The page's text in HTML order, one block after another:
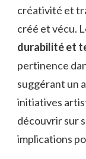
créativité et
créé et vécu.
durabilité et
pertinence
suggérant un
initiatives
découvrir sur
implications